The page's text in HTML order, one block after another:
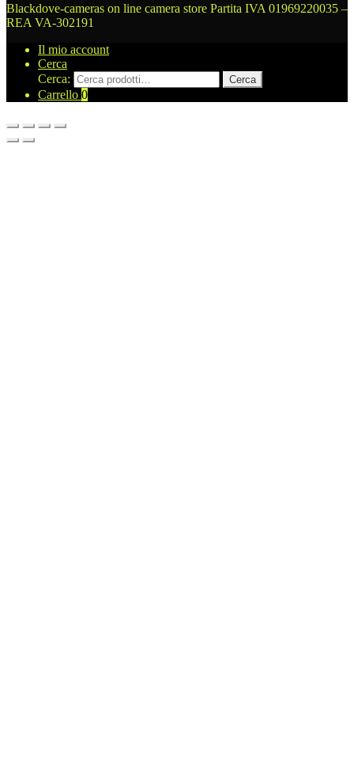
Blackdove-cameras on line camera store Partita IVA 01969220035 –
REA VA-302191
Il mio account
Cerca
Cerca:
Cerca
Carrello 0